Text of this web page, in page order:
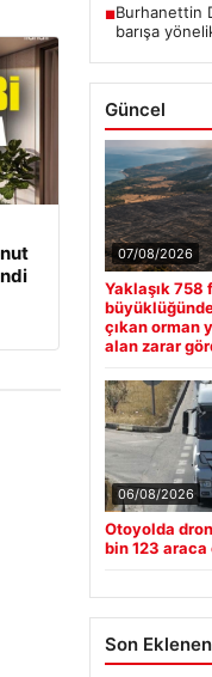
■Burhanettin
barışa
Güncel
07/08/2026
Yaklaşık 758
çıkan orman
alan zarar
06/08/2026
Otoyolda
bin 123
Son